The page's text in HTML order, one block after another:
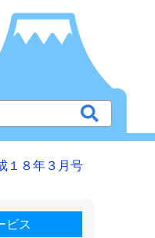
１８年３月号
ビス